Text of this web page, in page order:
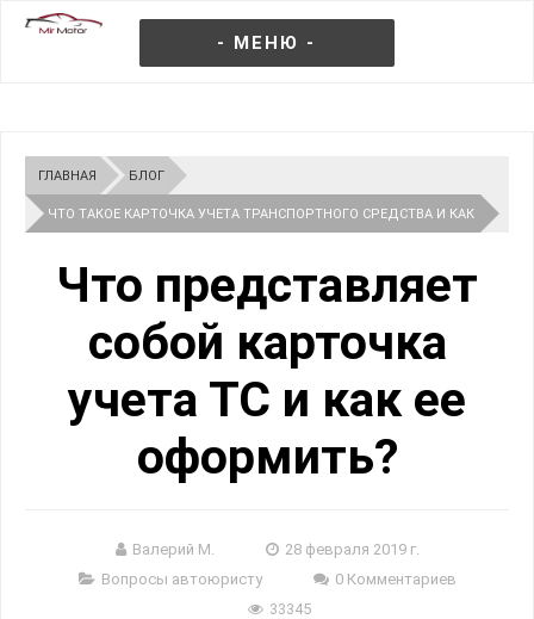
- МЕНЮ -
ГЛАВНАЯ БЛОГ
ЧТО ТАКОЕ КАРТОЧКА УЧЕТА ТРАНСПОРТНОГО СРЕДСТВА И КАК
Что представляет
собой карточка
учета ТС и как ее
оформить?
Валерий М.
28 февраля 2019 г.
Вопросы автоюристу
0 Комментариев
33345